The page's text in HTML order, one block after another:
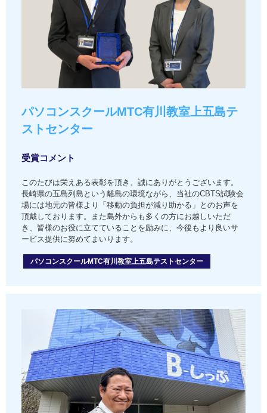
パソコンスクールMTC有川教室上五島テ
ストセンター
受賞コメント
このたびは栄えある表彰を頂き、誠にありがとうございます。
長崎県の五島列島という離島の環境ながら、当社のCBTS試験会
場には地元の皆様より「移動の負担が減り助かる」とのお声を
頂戴しております。また島外からも多くの方にお越しいただ
き、皆様のお役に立てていることを励みに、今後もより良いサ
ービス提供に努めてまいります。
パソコンスクールMTC有川教室上五島テストセンター